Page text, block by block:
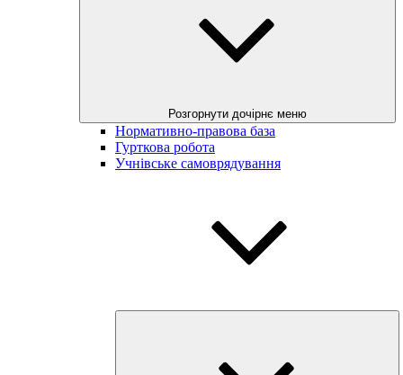
Розгорнути дочірнє меню
Нормативно-правова база
Гурткова робота
Учнівське самоврядування